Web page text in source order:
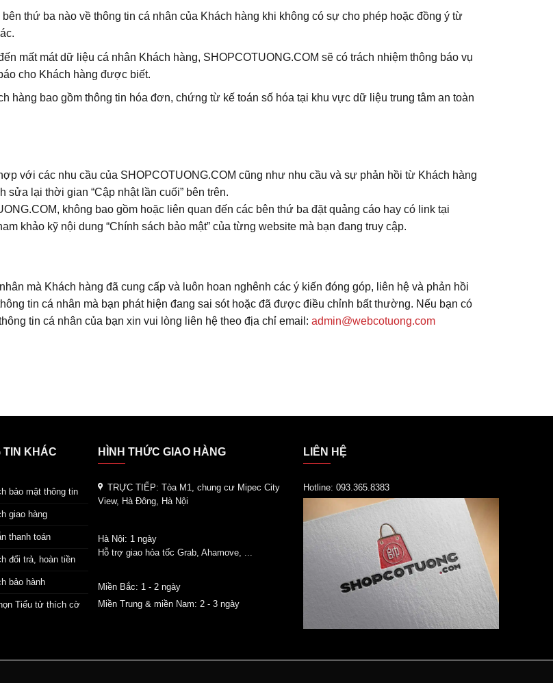
thứ ba nào về thông tin cá nhân của Khách hàng khi không có sự cho phép hoặc đồng ý từ
mất mát dữ liệu cá nhân Khách hàng, SHOPCOTUONG.COM sẽ có trách nhiệm thông báo vụ
cho Khách hàng được biết.
hàng bao gồm thông tin hóa đơn, chứng từ kế toán số hóa tại khu vực dữ liệu trung tâm an toàn
với các nhu cầu của SHOPCOTUONG.COM cũng như nhu cầu và sự phản hồi từ Khách hàng
sửa lại thời gian “Cập nhật lần cuối” bên trên.
không bao gồm hoặc liên quan đến các bên thứ ba đặt quảng cáo hay có link tại
khảo kỹ nội dung “Chính sách bảo mật” của từng website mà bạn đang truy cập.
mà Khách hàng đã cung cấp và luôn hoan nghênh các ý kiến đóng góp, liên hệ và phản hồi
tin cá nhân mà bạn phát hiện đang sai sót hoặc đã được điều chỉnh bất thường. Nếu bạn có
tin cá nhân của bạn xin vui lòng liên hệ theo địa chỉ email: admin@webcotuong.com
TIN KHÁC
bảo mật thông tin
giao hàng
thanh toán
đổi trả, hoàn tiền
bảo hành
Tiểu tử thích cờ
HÌNH THỨC GIAO HÀNG
TRỰC TIẾP: Tòa M1, chung cư Mipec City
View, Hà Đông, Hà Nội
Hà Nội: 1 ngày
Hỗ trợ giao hỏa tốc Grab, Ahamove, ...
Miền Bắc: 1 - 2 ngày
Miền Trung & miền Nam: 2 - 3 ngày
LIÊN HỆ
Hotline: 093.365.8383